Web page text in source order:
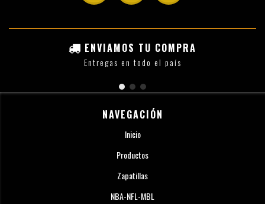
ENVIAMOS TU COMPRA
Entregas en todo el país
NAVEGACIÓN
Inicio
Productos
Zapatillas
NBA-NFL-MBL